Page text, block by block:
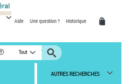
Aide Une question ? Historique
Tout
AUTRES RECHERCHES